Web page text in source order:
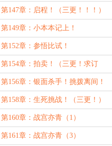
第147章：启程！（三更！！！）
第149章：小本本记上！
第152章：参悟比试！
第154章：拍卖！（三更！求订
阅，求支持！）
第156章：银面杀手！挑拨离间！
第158章：生死挑战！（三更！）
第160章：战宫亦青（1）
第161章：战宫亦青（3）